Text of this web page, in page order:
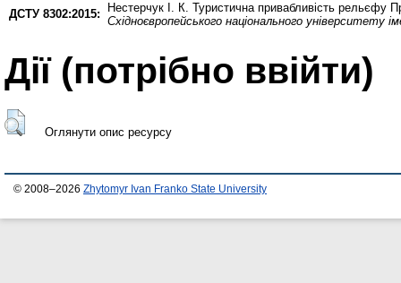
ДСТУ 8302:2015:
Нестерчук І. К. Туристична привабливість рельєфу
Східноєвропейського національного університету
Дії ​​(потрібно ввійти)
Оглянути опис ресурсу
© 2008–2026 Zhytomyr Ivan Franko State University